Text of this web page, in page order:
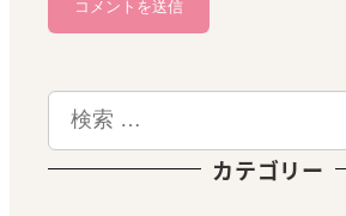
索
カテゴリー